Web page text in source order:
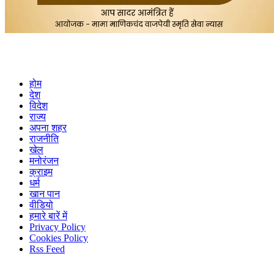
होम
देश
विदेश
राज्य
अपना शहर
राजनीति
खेल
मनोरंजन
क्राइम
धर्म
खान पान
वीडियो
हमारे बारें में
Privacy Policy
Cookies Policy
Rss Feed